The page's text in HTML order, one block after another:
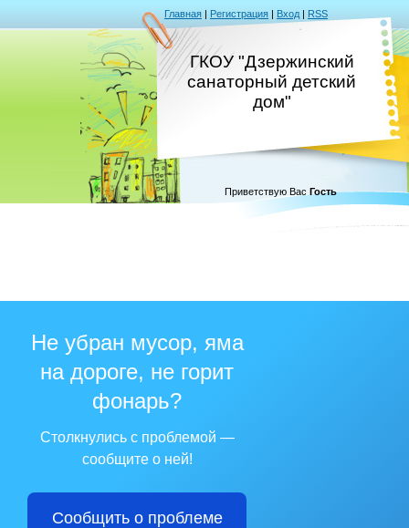
Главная | Регистрация | Вход | RSS
ГКОУ "Дзержинский
санаторный детский
дом"
Приветствую Вас Гость
Не убран мусор, яма
на дороге, не горит
фонарь?
Столкнулись с проблемой —
сообщите о ней!
Сообщить о проблеме